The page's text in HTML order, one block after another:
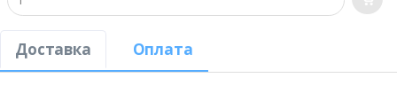
Доставка Оплата